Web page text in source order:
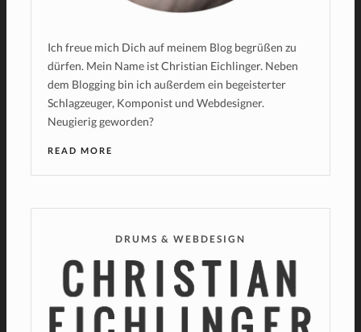
Ich freue mich Dich auf meinem Blog begrüßen zu
dürfen. Mein Name ist Christian Eichlinger. Neben
dem Blogging bin ich außerdem ein begeisterter
Schlagzeuger, Komponist und Webdesigner.
Neugierig geworden?
READ MORE
DRUMS & WEBDESIGN